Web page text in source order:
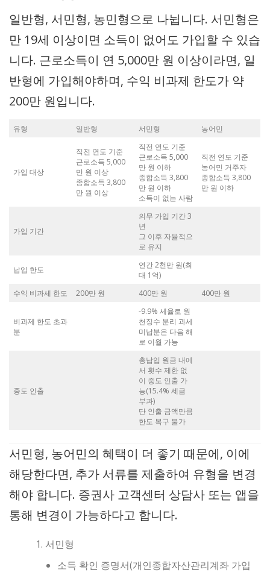
일반형, 서민형, 농민형으로 나뉩니다. 서민형은
만 19세 이상이면 소득이 없어도 가입할 수 있습
니다. 근로소득이 연 5,000만 원 이상이라면, 일
반형에 가입해야하며, 수익 비과제 한도가 약
200만 원입니다.
유형 일반형 서민형 농어민
가입 대상
직전 연도 기준
근로소득 5,000
만 원 이상
종합소득 3,800
만 원 이상
직전 연도 기준
근로소득 5,000
만 원 이하
종합소득 3,800
만 원 이하
소득이 없는 사람
직전 연도 기준
농어민 거주자
종합소득 3,800
만 원 이하
가입 기간
의무 가입 기간 3
년
그 이후 자율적으
로 유지
납입 한도
연간 2천만 원(최
대 1억)
수익 비과세 한도
200만 원 400만 원 400만 원
비과제 한도 초과
분
-9.9% 세율로 원
천징수 분리 과세
미납분은 다음 해
로 이월 가능
중도 인출
총납입 원금 내에
서 횟수 제한 없
이 중도 인출 가
능(15.4% 세금
부과)
단 인출 금액만큼
한도 복구 불가
서민형, 농어민의 혜택이 더 좋기 때문에, 이에
해당한다면, 추가 서류를 제출하여 유형을 변경
해야 합니다. 증권사 고객센터 상담사 또는 앱을
통해 변경이 가능하다고 합니다.
서민형
소득 확인 증명서(개인종합자산관리계좌 가입